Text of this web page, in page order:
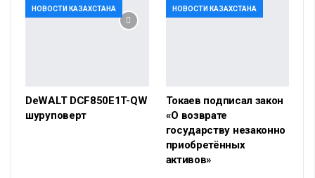
НОВОСТИ КАЗАХСТАНА
DeWALT DCF850E1T-QW
шуруповерт
НОВОСТИ КАЗАХСТАНА
Токаев подписал закон
«О возврате
государству незаконно
приобретённых
активов»